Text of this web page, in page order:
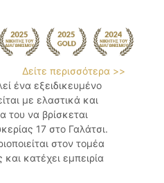
Δείτε περισσότερα >>
ένα εξειδικευμένο
με ελαστικά και
του να βρίσκεται
17 στο Γαλάτσι.
στον τομέα
κατέχει εμπειρία